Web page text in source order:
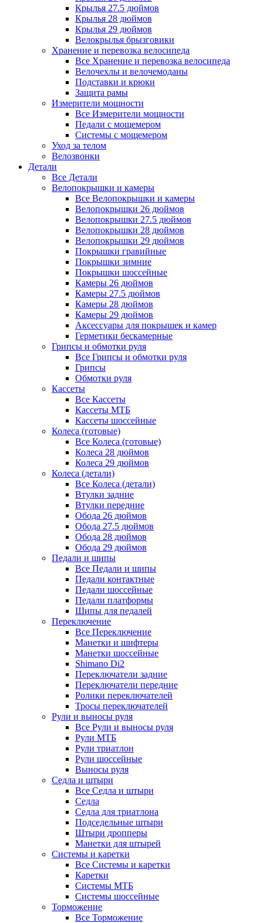
Крылья 27.5 дюймов
Крылья 28 дюймов
Крылья 29 дюймов
Велокрылья брызговики
Хранение и перевозка велосипеда
Все Хранение и перевозка велосипеда
Велочехлы и велочемоданы
Подставки и крюки
Защита рамы
Измерители мощности
Все Измерители мощности
Педали с мощемером
Системы с мощемером
Уход за телом
Велозвонки
Детали
Все Детали
Велопокрышки и камеры
Все Велопокрышки и камеры
Велопокрышки 26 дюймов
Велопокрышки 27.5 дюймов
Велопокрышки 28 дюймов
Велопокрышки 29 дюймов
Покрышки гравийные
Покрышки зимние
Покрышки шоссейные
Камеры 26 дюймов
Камеры 27.5 дюймов
Камеры 28 дюймов
Камеры 29 дюймов
Аксессуары для покрышек и камер
Герметики бескамерные
Грипсы и обмотки руля
Все Грипсы и обмотки руля
Грипсы
Обмотки руля
Кассеты
Все Кассеты
Кассеты МТБ
Кассеты шоссейные
Колеса (готовые)
Все Колеса (готовые)
Колеса 28 дюймов
Колеса 29 дюймов
Колеса (детали)
Все Колеса (детали)
Втулки задние
Втулки передние
Обода 26 дюймов
Обода 27.5 дюймов
Обода 28 дюймов
Обода 29 дюймов
Педали и шипы
Все Педали и шипы
Педали контактные
Педали шоссейные
Педали платформы
Шипы для педалей
Переключение
Все Переключение
Манетки и шифтеры
Манетки шоссейные
Shimano Di2
Переключатели задние
Переключатели передние
Ролики переключателей
Тросы переключателей
Рули и выносы руля
Все Рули и выносы руля
Рули МТБ
Рули триатлон
Рули шоссейные
Выносы руля
Седла и штыри
Все Седла и штыри
Седла
Седла для триатлона
Подседельные штыри
Штыри дропперы
Манетки для штырей
Системы и каретки
Все Системы и каретки
Каретки
Системы МТБ
Системы шоссейные
Торможение
Все Торможение